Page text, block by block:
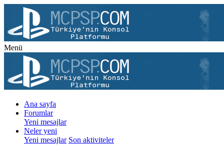
Menü
Ana sayfa
Forumlar
Yeni mesajlar
Neler yeni
Yeni mesajlar Son aktiviteler